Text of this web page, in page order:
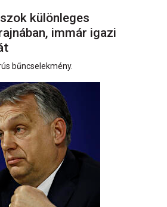
különleges
immár igazi
bűncselekmény.